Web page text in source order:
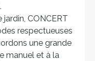
CONCERT
respectueuses
une grande
manuel et à la